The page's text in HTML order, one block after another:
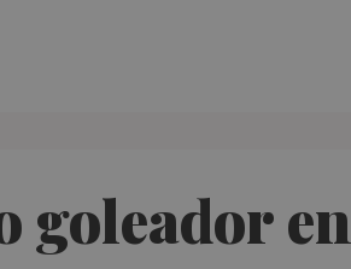
goleador en